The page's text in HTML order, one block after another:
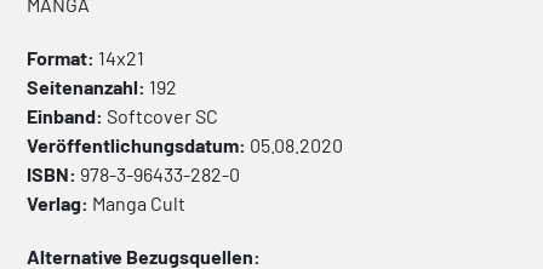
Format: 14x21
Seitenanzahl: 192
Einband: SoftcoverSC
Veröffentlichungsdatum: 05.08.2020
ISBN: 978-3-96433-282-0
Verlag: Manga Cult
Alternative Bezugsquellen: